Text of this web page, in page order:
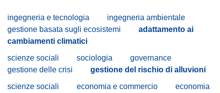
ingegneria e tecnologia
ingegneria ambientale
gestione basata sugli ecosistemi
adattamento ai
cambiamenti climatici
scienze sociali
sociologia
governance
gestione delle crisi
gestione del rischio di alluvioni
scienze sociali
economia e commercio
economia